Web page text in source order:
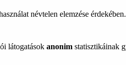
névtelen elemzése
látogatások anonim statisztikáinak